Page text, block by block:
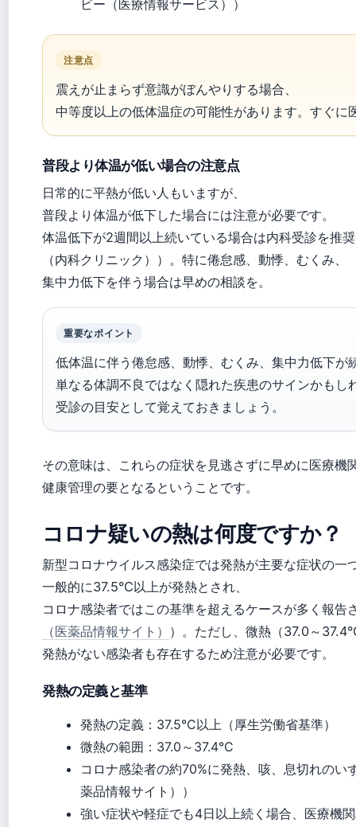
ビー（医療情報サービス））
注意点
震えが止まらず意識がぼんやりする場合、
中等度以上の低体温症の可能性があります。すぐに
普段より体温が低い場合の注意点
日常的に平熱が低い人もいますが、
普段より体温が低下した場合には注意が必要です。
体温低下が2週間以上続いている場合は内科受診を推
（内科クリニック））。特に倦怠感、動悸、むくみ、
集中力低下を伴う場合は早めの相談を。
重要なポイント
低体温に伴う倦怠感、動悸、むくみ、集中力低下が
単なる体調不良ではなく隠れた疾患のサインかもし
受診の目安として覚えておきましょう。
その意味は、これらの症状を見逃さずに早めに医療機
健康管理の要となるということです。
コロナ疑いの熱は何度ですか？
新型コロナウイルス感染症では発熱が主要な症状の一
一般的に37.5°C以上が発熱とされ、
コロナ感染者ではこの基準を超えるケースが多く報告
（医薬品情報サイト） ）。ただし、微熱（37.0～
発熱がない感染者も存在するため注意が必要です。
発熱の定義と基準
発熱の定義：37.5°C以上（厚生労働省基準）
微熱の範囲：37.0～37.4°C
コロナ感染者の約70%に発熱、咳、息切れのい
薬品情報サイト））
強い症状や軽症でも4日以上続く場合、医療機